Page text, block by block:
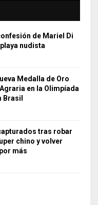
de Mariel Di
nudista
Medalla de Oro
en la Olimpíada
Brasil
tras robar
chino y volver
más